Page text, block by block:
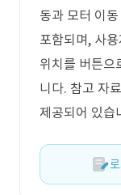
동과 모터 이
포함되며, 사
위치를 버튼으
니다. 참고 자
제공되어 있습